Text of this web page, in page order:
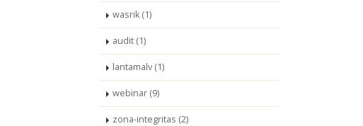
wasrik (1)
audit (1)
lantamalv (1)
webinar (9)
zona-integritas (2)